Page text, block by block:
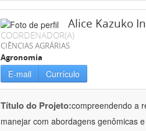
Alice Kazuko
COORDENADOR(A)
CIÊNCIAS AGRÁRIAS
Agronomia
E-mail Currículo
Título do Projeto:compreendendo a
manejar com abordagens genômicas